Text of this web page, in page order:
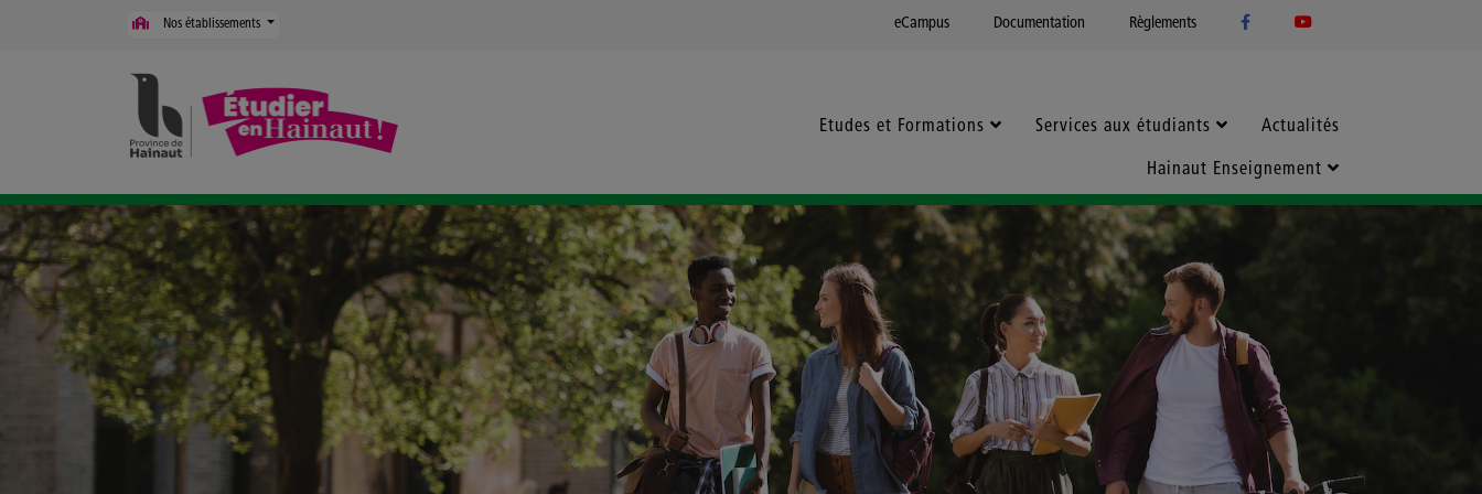
Panneau de gestion des cookies
Nos établissements eCampus Documentation Règlements
Etudes et Formations Services aux étudiants Actualités
Hainaut Enseignement